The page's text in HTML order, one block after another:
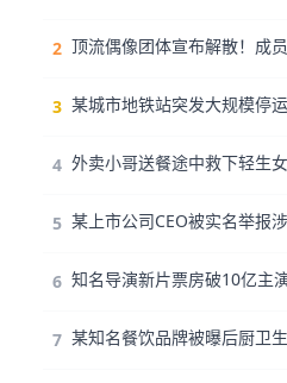
2 顶流偶像团体宣布解散！成
3 某城市地铁站突发大规模停
4 外卖小哥送餐途中救下轻生
5 某上市公司CEO被实名举报
6 知名导演新片票房破10亿主
7 某知名餐饮品牌被曝后厨卫